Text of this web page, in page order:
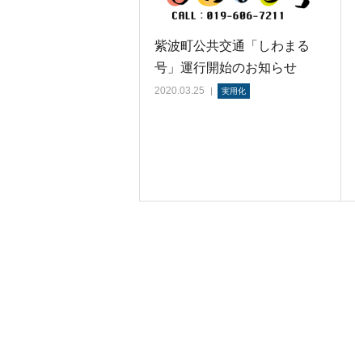
紫波町公共交通「しわまる
号」運行開始のお知らせ
2020.03.25 実用化